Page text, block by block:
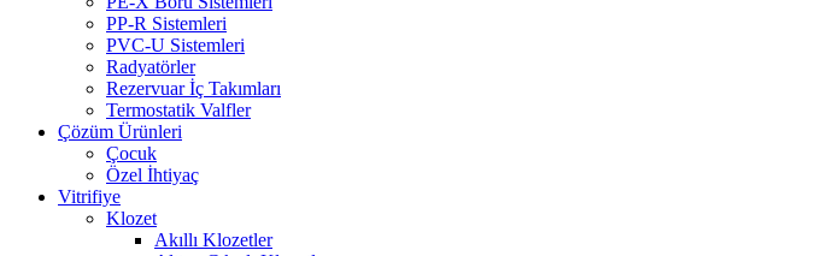
PP-R Sistemleri
PVC-U Sistemleri
Radyatörler
Rezervuar İç Takımları
Termostatik Valfler
Çözüm Ürünleri
Çocuk
Özel İhtiyaç
Vitrifiye
Klozet
Akıllı Klozetler